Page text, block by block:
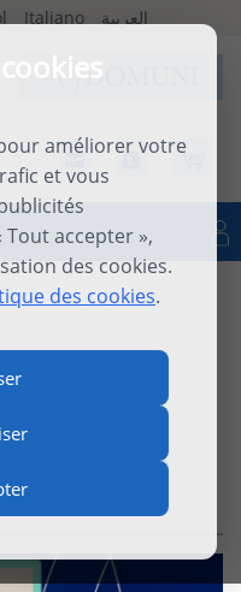
améliorer votre
et vous
accepter »,
des cookies.
des cookies.
Italiano العربية
Se connecter
DE